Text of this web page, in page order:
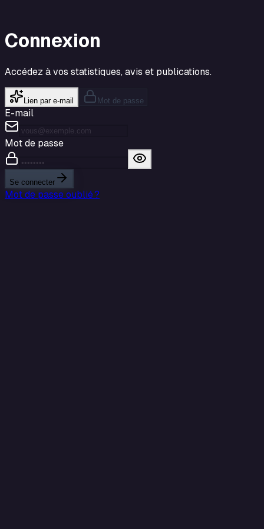
Connexion
Accédez à vos statistiques, avis et publications.
Lien par e-mail Mot de passe
E-mail
Mot de passe
Se connecter
Mot de passe oublié ?